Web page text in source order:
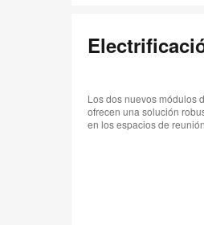
Los dos nuevos módulos
ofrecen una solución
en los espacios de